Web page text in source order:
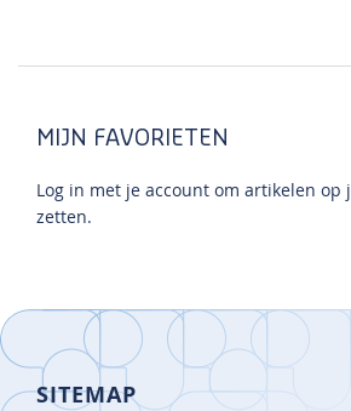
MIJN FAVORIETEN
Log in met je account om artikelen op
zetten.
SITEMAP